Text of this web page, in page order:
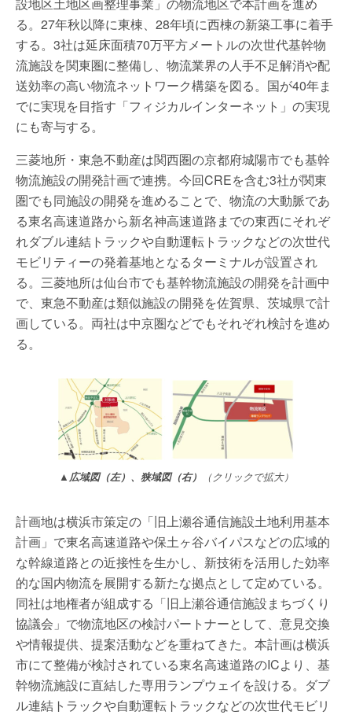
る。27年秋以降に東棟、28年頃に西棟の新築工事に着手
する。3社は延床面積70万平方メートルの次世代基幹物
流施設を関東圏に整備し、物流業界の人手不足解消や配
送効率の高い物流ネットワーク構築を図る。国が40年ま
でに実現を目指す「フィジカルインターネット」の実現
にも寄与する。
三菱地所・東急不動産は関西圏の京都府城陽市でも基幹
物流施設の開発計画で連携。今回CREを含む3社が関東
圏でも同施設の開発を進めることで、物流の大動脈であ
る東名高速道路から新名神高速道路までの東西にそれぞ
れダブル連結トラックや自動運転トラックなどの次世代
モビリティーの発着基地となるターミナルが設置され
る。三菱地所は仙台市でも基幹物流施設の開発を計画中
で、東急不動産は類似施設の開発を佐賀県、茨城県で計
画している。両社は中京圏などでもそれぞれ検討を進め
る。
▲広域図（左）、狭域図（右） （クリックで拡大）
計画地は横浜市策定の「旧上瀬谷通信施設土地利用基本
計画」で東名高速道路や保土ヶ谷バイパスなどの広域的
な幹線道路との近接性を生かし、新技術を活用した効率
的な国内物流を展開する新たな拠点として定めている。
同社は地権者が組成する「旧上瀬谷通信施設まちづくり
協議会」で物流地区の検討パートナーとして、意見交換
や情報提供、提案活動などを重ねてきた。本計画は横浜
市にて整備が検討されている東名高速道路のICより、基
幹物流施設に直結した専用ランプウェイを設ける。ダブ
ル連結トラックや自動運転トラックなどの次世代モビリ